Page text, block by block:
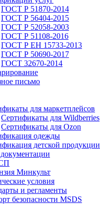
ГОСТ Р 51870-2014
ГОСТ Р 56404-2015
ГОСТ Р 52058-2003
ГОСТ Р 51108-2016
ГОСТ Р ЕН 15733-2013
ГОСТ Р 50690-2017
ГОСТ 32670-2014
письмо
для маркетплейсов
Сертификаты для Wildberries
Сертификаты для Ozon
одежды
детской продукции
документации
Минкульт
условия
и регламенты
безопасности MSDS